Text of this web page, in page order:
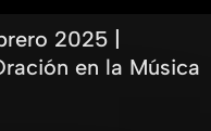
2025 |
en la Música